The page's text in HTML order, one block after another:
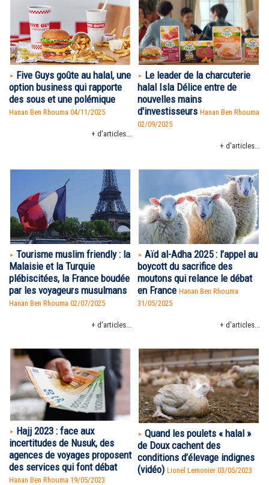
Five Guys goûte au halal, une
option business qui rapporte
des sous et une polémique
Hanan Ben Rhouma 04/11/2025
+ d'articles...
Le leader de la charcuterie
halal Isla Délice entre de
nouvelles mains
d'investisseurs Hanan Ben Rhouma
02/09/2025
+ d'articles...
Tourisme muslim friendly : la
Malaisie et la Turquie
plébiscitées, la France boudée
par les voyageurs musulmans
Hanan Ben Rhouma 02/07/2025
+ d'articles...
Aïd al-Adha 2025 : l’appel au
boycott du sacrifice des
moutons qui relance le débat
en France Hanan Ben Rhouma
31/05/2025
+ d'articles...
Hajj 2023 : face aux
incertitudes de Nusuk, des
agences de voyages proposent
des services qui font débat
Hanan Ben Rhouma 19/05/2023
Quand les poulets « halal »
de Doux cachent des
conditions d’élevage indignes
(vidéo) Lionel Lemonier 03/05/2023